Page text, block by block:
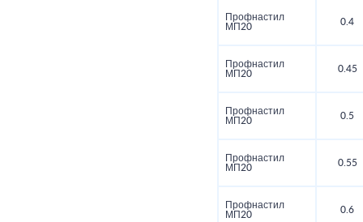
Профнастил
МП20
0.4
Профнастил
МП20
0.45
Профнастил
МП20
0.5
Профнастил
МП20
0.55
Профнастил
МП20
0.6